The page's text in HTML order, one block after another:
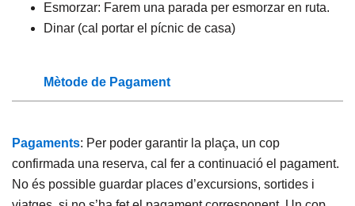
Esmorzar: Farem una parada per esmorzar en ruta.
Dinar (cal portar el pícnic de casa)
Mètode de Pagament
Pagaments: Per poder garantir la plaça, un cop
confirmada una reserva, cal fer a continuació el pagament.
No és possible guardar places d’excursions, sortides i